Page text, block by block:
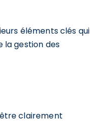
éléments clés qui
la gestion des
clairement